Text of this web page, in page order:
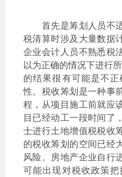
首先是筹划人员不适
税清算时涉及大量数据
企业会计人员不熟悉税
以为正确的情况下进行
的结果很有可能是不
性。税收筹划是一种事
程，从项目施工前就应
目已经动工一段时间了
士进行土地增值税税收
的税收筹划的空间已经
风险。房地产企业自行
可能出现对税收政策